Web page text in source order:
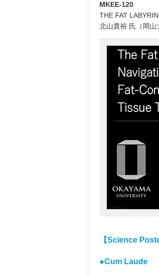
MKEE-120
THE FAT
北山貴裕 氏（岡山
【Science
●Cum Laude